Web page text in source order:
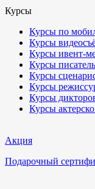
Курсы
Курсы по
Курсы
Курсы ивент-
Курсы
Курсы
Курсы
Курсы
Курсы
Акция
Подарочный